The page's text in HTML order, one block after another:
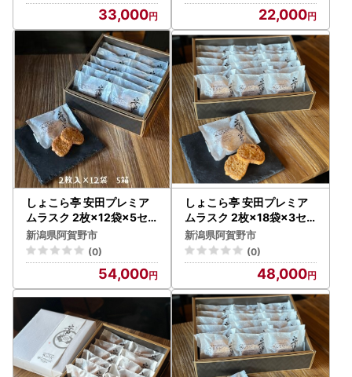
33,000 22,000
しょこら亭 安田プレミア
ムラスク 2枚×12袋×5セ
ット お菓子 菓子 スイーツ
贈答 1Z11054
新潟県阿賀野市
(0)
54,000
しょこら亭 安田プレミア
ムラスク 2枚×18袋×3セ
ット お菓子 菓子 スイーツ
贈答 1Z08048
新潟県阿賀野市
(0)
48,000